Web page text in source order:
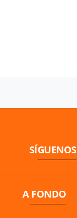
SÍGUENOS
A FONDO